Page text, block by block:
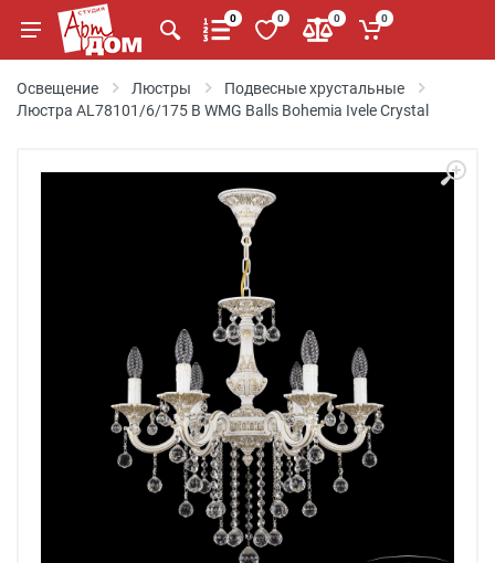
0 0 0 0
Освещение Люстры
Подвесные хрустальные
Люстра AL78101/6/175 B WMG Balls Bohemia Ivele Crystal